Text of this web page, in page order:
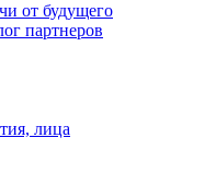
от будущего
партнеров
лица